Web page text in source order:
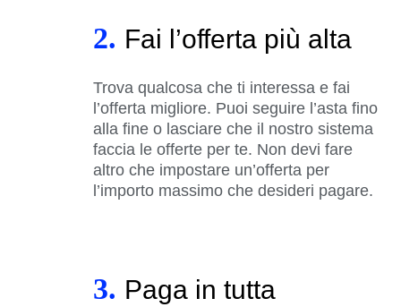
2. Fai l’offerta più alta
Trova qualcosa che ti interessa e fai
l’offerta migliore. Puoi seguire l’asta fino
alla fine o lasciare che il nostro sistema
faccia le offerte per te. Non devi fare
altro che impostare un’offerta per
l’importo massimo che desideri pagare.
3. Paga in tutta